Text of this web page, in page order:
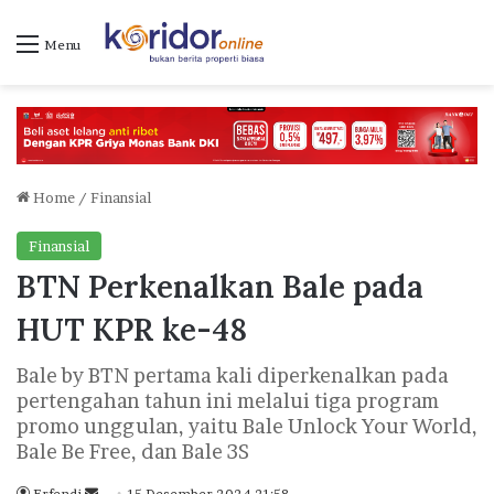
Menu
Home / Finansial
Finansial
BTN Perkenalkan Bale pada
HUT KPR ke-48
Bale by BTN pertama kali diperkenalkan pada
pertengahan tahun ini melalui tiga program
promo unggulan, yaitu Bale Unlock Your World,
Bale Be Free, dan Bale 3S